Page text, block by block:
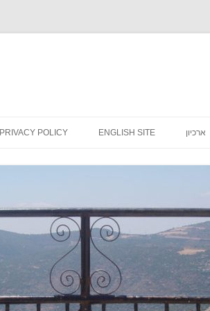
ארכיון ENGLISH SITE
PRIVACY POLICY